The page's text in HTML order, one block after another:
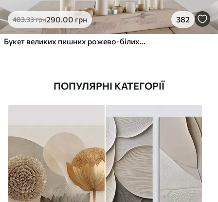
483.33грн290.00 грн 382
Букет великих пишних рожево-білих квітів півонії із зеленим листям на м’якому розмитому фоні
ПОПУЛЯРНІ КАТЕГОРІЇ